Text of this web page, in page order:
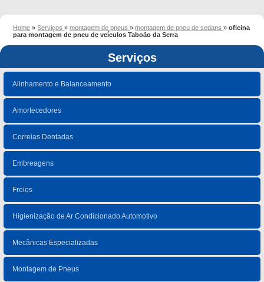
Home »Serviços»montagem de pneus»montagem de pneu de sedans»oficina
para montagem de pneu de veículos Taboão da Serra
Serviços
Alinhamento e Balanceamento
Amortecedores
Correias Dentadas
Embreagens
Freios
Higienização de Ar Condicionado Automotivo
Mecânicas Especializadas
Montagem de Pneus